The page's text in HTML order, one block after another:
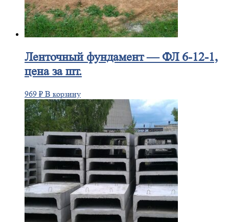
Ленточныйфундамент — ФЛ 6-12-1,
цена за шт.
969 ₽ В корзину